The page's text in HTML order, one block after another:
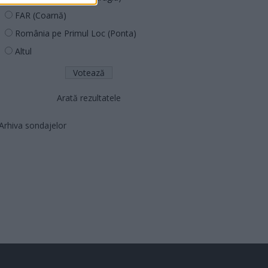
FAR (Coarnă)
România pe Primul Loc (Ponta)
Altul
Arată rezultatele
sondajelor